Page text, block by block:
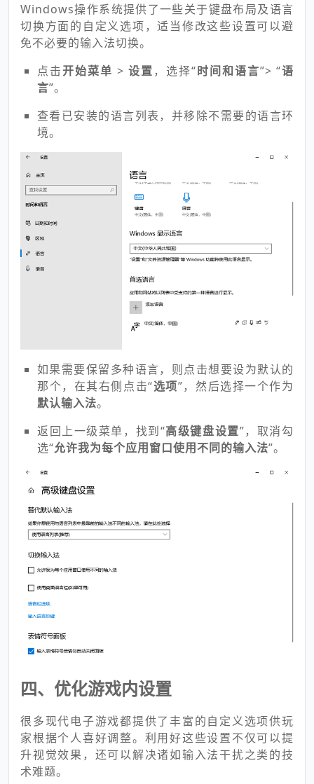
Windows操作系统提供了一些关于键盘布局及语言
切换方面的自定义选项，适当修改这些设置可以避
免不必要的输入法切换。
点击开始菜单 > 设置 ，选择“时间和语言”> “语
言”。
查看已安装的语言列表，并移除不需要的语言环
境。
如果需要保留多种语言，则点击想要设为默认的
那个，在其右侧点击“选项”，然后选择一个作为
默认输入法。
返回上一级菜单，找到“高级键盘设置”，取消勾
选“允许我为每个应用窗口使用不同的输入法”。
四、优化游戏内设置
很多现代电子游戏都提供了丰富的自定义选项供玩
家根据个人喜好调整。利用好这些设置不仅可以提
升视觉效果，还可以解决诸如输入法干扰之类的技
术难题。